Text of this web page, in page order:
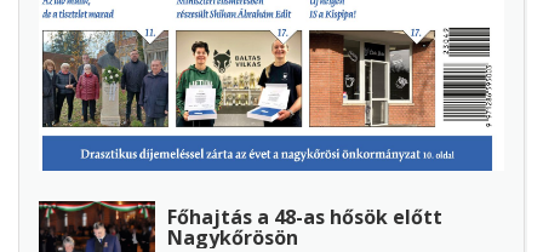
Főhajtás a 48-as hősök előtt
Nagykőrösön